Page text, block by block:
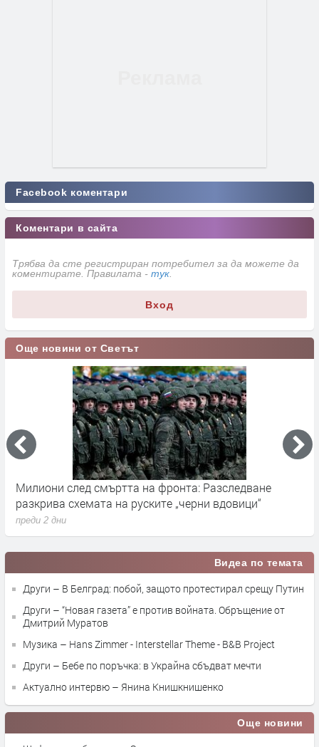
Facebook коментари
Коментари в сайта
Трябва да сте регистриран потребител за да можете да
коментирате. Правилата - тук
Вход
Още новини от Светът
Милиони след смъртта на фронта: Разследване
разкрива схемата на руските „черни вдовици“
преди 2 дни
Видеа по темата
Други – В Белград: побой, защото протестирал срещу Путин
Други – “Новая газета” е против войната. Обръщение от
Дмитрий Муратов
Музика – Hans Zimmer - Interstellar Theme - B&B Project
Други – Бебе по поръчка: в Украйна сбъдват мечти
Актуално интервю – Янина Книшкнишенко
Още новини